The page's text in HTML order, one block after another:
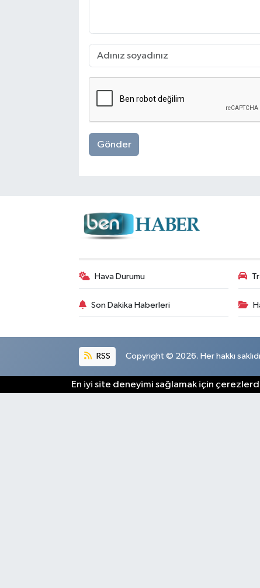
Gönder
Hava Durumu
Son Dakika Haberleri
RSS Copyright © 2026. Her hakkı
En iyi site deneyimi sağlamak için